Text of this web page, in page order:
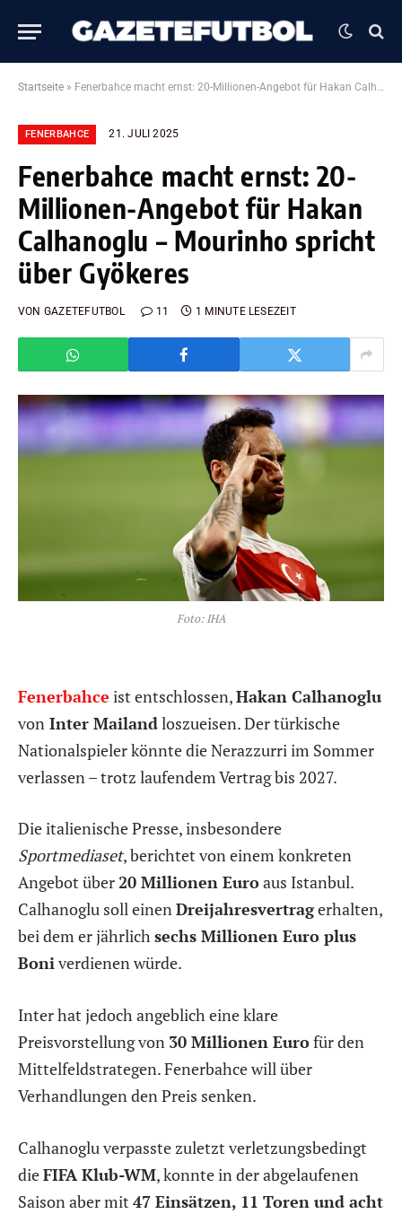
Startseite » Fenerbahce macht ernst: 20-Millionen-Angebot für Hakan Calhanoglu – Mourinho spricht über Gyökeres
FENERBAHCE 21. JULI 2025
Fenerbahce macht ernst: 20-
Millionen-Angebot für Hakan
Calhanoglu – Mourinho spricht
über Gyökeres
VON GAZETEFUTBOL 11 1 MINUTE LESEZEIT
Foto: IHA
Fenerbahce ist entschlossen,Hakan Calhanoglu
von Inter Mailandloszueisen. Der türkische
Nationalspieler könnte die Nerazzurri im Sommer
verlassen – trotz laufendem Vertrag bis 2027.
Die italienische Presse, insbesondere
Sportmediaset, berichtet von einem konkreten
Angebot über20 Millionen Euroaus Istanbul.
Calhanoglu soll einenDreijahresvertragerhalten,
bei dem er jährlichsechs Millionen Euro plus
Boniverdienen würde.
Inter hat jedoch angeblich eine klare
Preisvorstellung von 30 Millionen Eurofür den
Mittelfeldstrategen. Fenerbahce will über
Verhandlungen den Preis senken.
Calhanoglu verpasste zuletzt verletzungsbedingt
dieFIFA Klub-WM, konnte in der abgelaufenen
Saison aber mit 47 Einsätzen, 11 Toren und acht